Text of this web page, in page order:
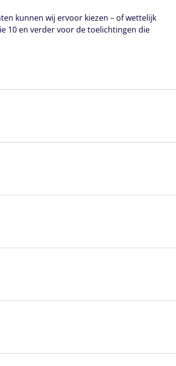
kunnen wij ervoor kiezen – of wettelijk
10 en verder voor de toelichtingen die